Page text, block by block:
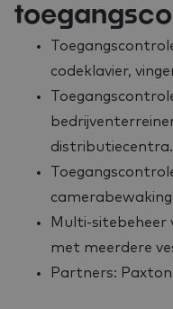
codeklavier,
Multi-sitebeheer
met meerdere
Partners: Paxton